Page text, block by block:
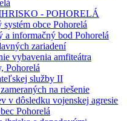
- POHORELÁ
obce Pohorelá
a informačný bod Pohorelá
zariadení
vybavenia amfiteátra
Pohorelá
služby II
na riešenie
v dôsledku vojenskej agresie
Pohorelá